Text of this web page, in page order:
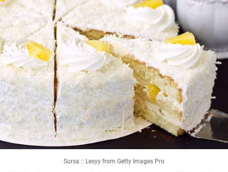
Sursa :: Lesyy from Getty Images Pro